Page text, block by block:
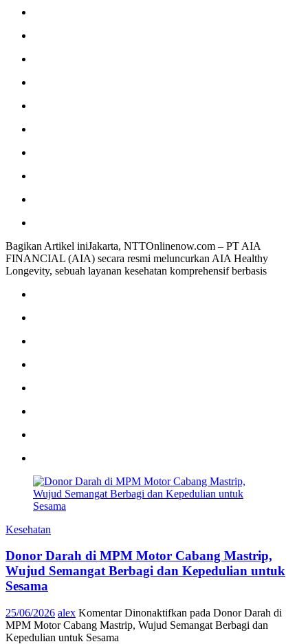
Bagikan Artikel iniJakarta, NTTOnlinenow.com – PT AIA
FINANCIAL (AIA) secara resmi meluncurkan AIA Healthy
Longevity, sebuah layanan kesehatan komprehensif berbasis
Kesehatan
Donor Darah di MPM Motor Cabang Mastrip,
Wujud Semangat Berbagi dan Kepedulian untuk
Sesama
25/06/2026 alex Komentar Dinonaktifkan pada Donor Darah di
MPM Motor Cabang Mastrip, Wujud Semangat Berbagi dan
Kepedulian untuk Sesama